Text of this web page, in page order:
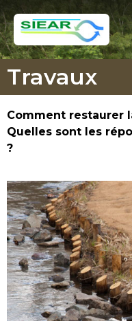
Travaux
Comment restaurer
Quelles sont les
?